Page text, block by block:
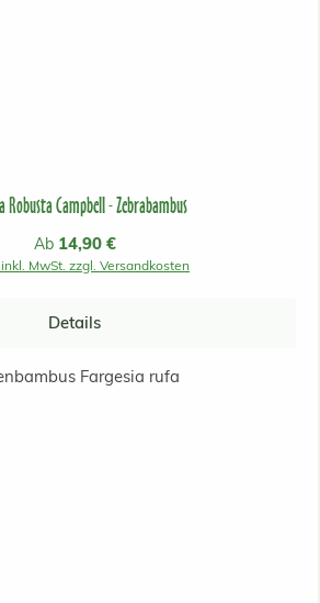
Robusta Campbell - Zebrabambus
Regulärer Preis:
Ab 14,90 €
MwSt. zzgl. Versandkosten
Details